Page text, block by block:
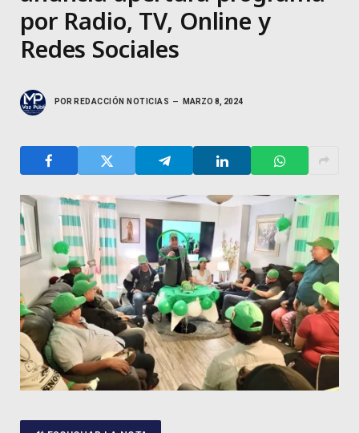
por Radio, TV, Online y
Redes Sociales
POR REDACCIÓN NOTICIAS MARZO 8, 2024